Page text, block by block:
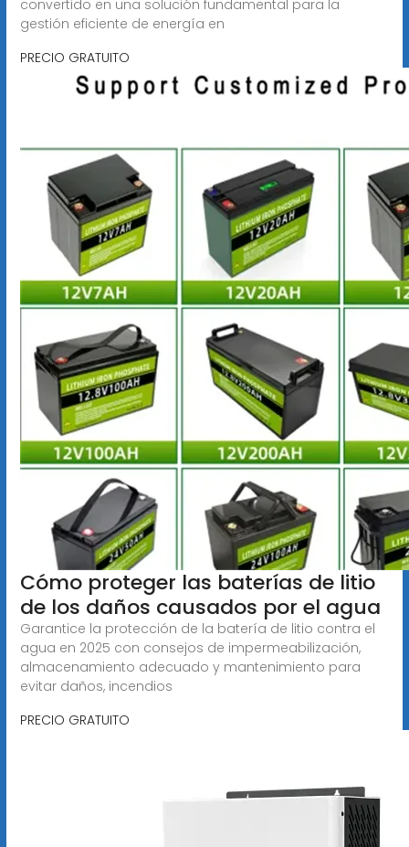
convertido en una solución fundamental para la
gestión eficiente de energía en
PRECIO GRATUITO
Cómo proteger las baterías de litio
de los daños causados por el agua
Garantice la protección de la batería de litio contra el
agua en 2025 con consejos de impermeabilización,
almacenamiento adecuado y mantenimiento para
evitar daños, incendios
PRECIO GRATUITO